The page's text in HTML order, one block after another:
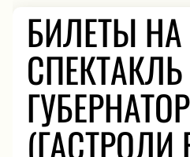
БИЛЕТЫ НА
СПЕКТАКЛЬ
ГУБЕРНАТОР
(ГАСТРОЛИ